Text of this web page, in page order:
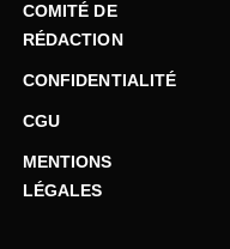
COMITÉ DE
RÉDACTION
CONFIDENTIALITÉ
CGU
MENTIONS
LÉGALES